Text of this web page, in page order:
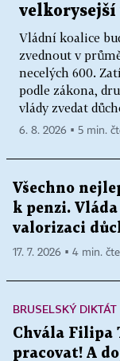
Vládní koalice
zvednout v
necelých 600.
podle zákona,
vlády zvedat
6. 8. 2026 ▪ 5 min.
Všechno
k penzi.
valorizaci
17. 7. 2026 ▪ 4 min.
BRUSELSKÝ DIKTÁT
Chvála Filipa
pracovat! A